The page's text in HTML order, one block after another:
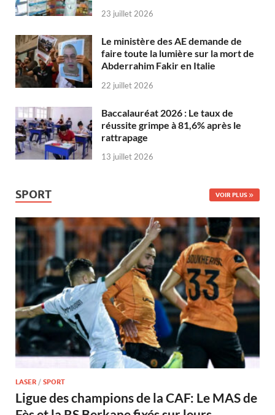
23 juillet 2026
Le ministère des AE demande de
faire toute la lumière sur la mort de
Abderrahim Fakir en Italie
22 juillet 2026
Baccalauréat 2026 : Le taux de
réussite grimpe à 81,6% après le
rattrapage
13 juillet 2026
SPORT VOIR PLUS
LASER / SPORT
Ligue des champions de la CAF: Le MAS de